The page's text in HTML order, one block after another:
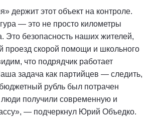
держит этот объект на контроле.
— это не просто километры
Это безопасность наших жителей,
проезд скорой помощи и школьного
что подрядчик работает
задача как партийцев — следить,
рубль был потрачен
получили современную и
— подчеркнул Юрий Объедко.